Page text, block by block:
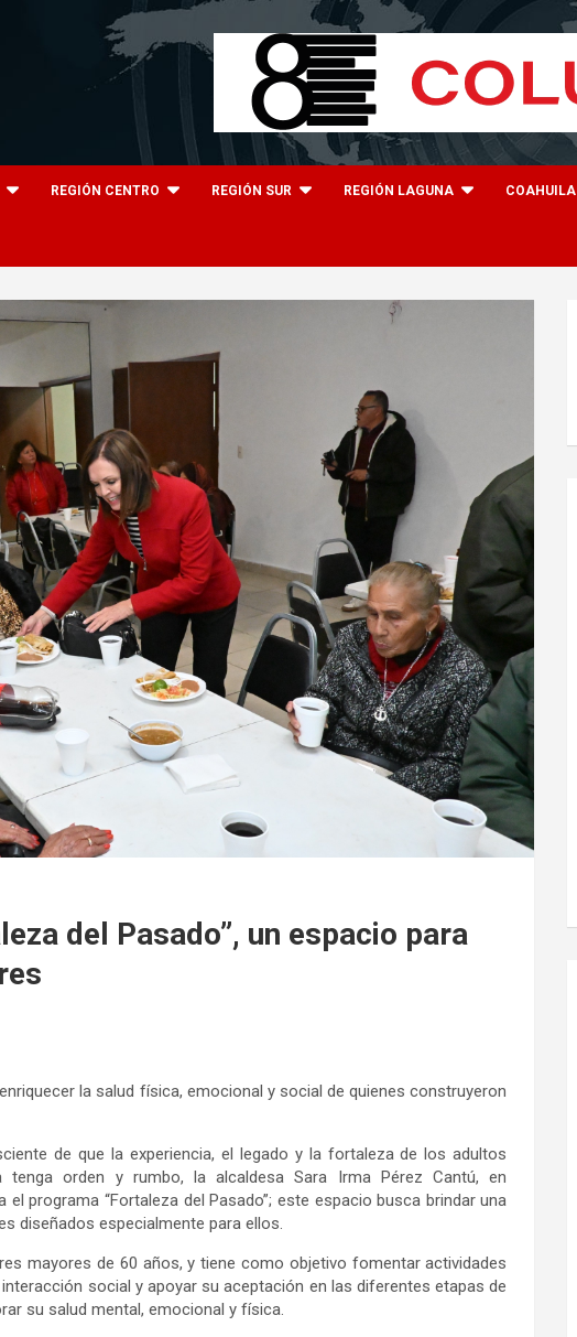
REGIÓN CENTRO REGIÓN SUR REGIÓN LAGUNA COAHUILA
del Pasado”, un espacio para
la salud física, emocional y social de quienes construyeron
de que la experiencia, el legado y la fortaleza de los adultos
tenga orden y rumbo, la alcaldesa Sara Irma Pérez Cantú, en
programa “Fortaleza del Pasado”; este espacio busca brindar una
diseñados especialmente para ellos.
mayores de 60 años, y tiene como objetivo fomentar actividades
social y apoyar su aceptación en las diferentes etapas de
su salud mental, emocional y física.